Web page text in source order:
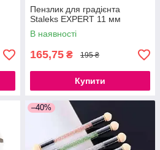
Пензлик для градієнта
Staleks EXPERT 11 мм
В наявності
165,75 ₴ 195 ₴
Купити
–40%